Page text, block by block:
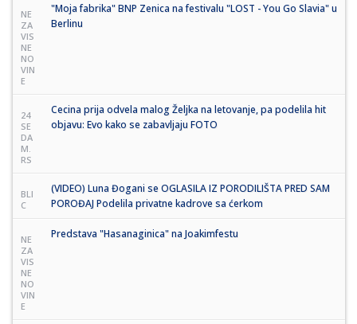
NE
ZA
VIS
NE
NO
VIN
E
"Moja fabrika" BNP Zenica na festivalu "LOST - You Go Slavia" u
Berlinu
24
SE
DA
M.
RS
Cecina prija odvela malog Željka na letovanje, pa podelila hit
objavu: Evo kako se zabavljaju FOTO
BLI
C
(VIDEO) Luna Đogani se OGLASILA IZ PORODILIŠTA PRED SAM
POROĐAJ Podelila privatne kadrove sa ćerkom
NE
ZA
VIS
NE
NO
VIN
E
Predstava "Hasanaginica" na Joakimfestu